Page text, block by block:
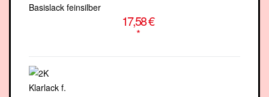
Basislack feinsilber
17,58 €
*